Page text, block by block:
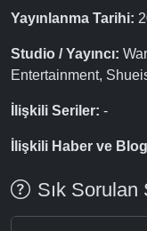
Yayınlanma Tarihi:
Studio / Yayıncı:
Entertainment,
İlişkili Seriler: -
İlişkili Haber ve Blog
Sık Sorulan